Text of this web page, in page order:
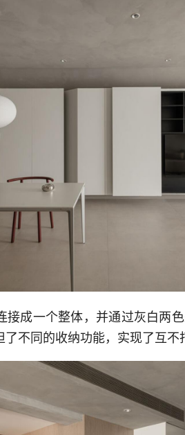
接成一个整体，并通过灰白两
不同的收纳功能，实现了互不